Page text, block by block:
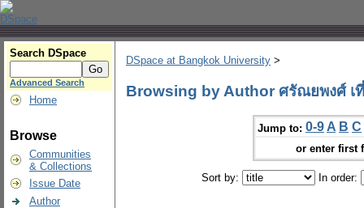
Search DSpace
Advanced Search
Home
Browse
Communities
& Collections
Issue Date
Author
DSpace at Bangkok University >
Browsing by Author ศรัณยพงศ์ เ
Jump to: 0-9 A B C
or enter first
Sort by: In order: